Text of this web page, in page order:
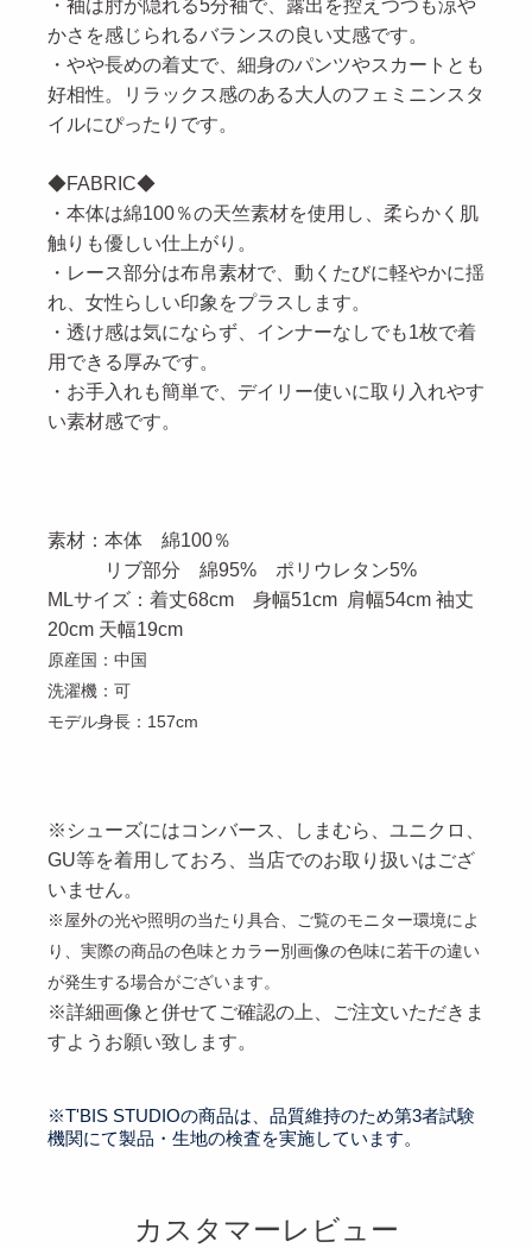
・袖は肘が隠れる5分袖で、露出を控えつつも涼や
かさを感じられるバランスの良い丈感です。
・やや長めの着丈で、細身のパンツやスカートとも
好相性。リラックス感のある大人のフェミニンスタ
イルにぴったりです。
◆FABRIC◆
・本体は綿100％の天竺素材を使用し、柔らかく肌
触りも優しい仕上がり。
・レース部分は布帛素材で、動くたびに軽やかに揺
れ、女性らしい印象をプラスします。
・透け感は気にならず、インナーなしでも1枚で着
用できる厚みです。
・お手入れも簡単で、デイリー使いに取り入れやす
い素材感です。
素材：本体 綿100％
リブ部分 綿95% ポリウレタン5%
MLサイズ： 着丈68cm 身幅51cm 肩幅54cm 袖丈
20cm 天幅19cm
原産国：中国
洗濯機：可
モデル身長：157cm
※シューズにはコンバース、しまむら、ユニクロ、
GU等を着用しておろ、当店でのお取り扱いはござ
いません。
※屋外の光や照明の当たり具合、 ご覧のモニター環境によ
り 、実際の商品の色味とカラー別画像の色味に若干の違い
が発生する場合がございます。
※詳細画像と併せてご確認の上、ご注文いただきま
すようお願い致します。
※T'BIS STUDIOの商品は、品質維持のため第3者試験
機関にて製品・生地の検査を実施しています。
カスタマーレビュー